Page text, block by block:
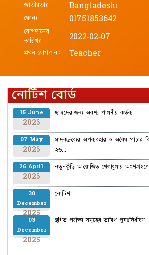
জাতীয়তাঃ
Bangladeshi
ফোনঃ
01751853642
যোগদানের
তারিখঃ
2022-02-07
প্রথম যোগদানঃ
Teacher
নোটিশ বোর্ড
15 June
2026
ছাত্রদের জন্য অবশ্য পালনীয় কর্তব্য
07 May
2026
মাদকদ্রব্যের অপব্যবহার ও অবৈধ পাচার
২৬...
26 April
2026
নতুনকুঁড়ি আয়োজিত খেলাধুলায়
30
December
2025
নোটিশ
03
December
2025
স্থগিত পরীক্ষা সমূহের তারিখ পুনঃনির্ধারণ